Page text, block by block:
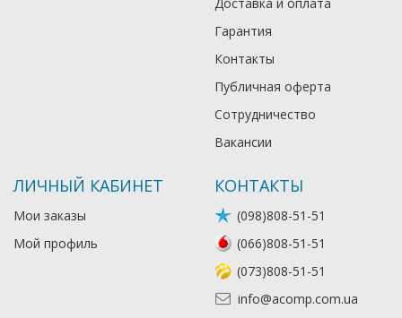
Гарантия
Контакты
Публичная оферта
Сотрудничество
Вакансии
ЛИЧНЫЙ КАБИНЕТ
Мои заказы
Мой профиль
КОНТАКТЫ
(098)808-51-51
(066)808-51-51
(073)808-51-51
info@acomp.com.ua